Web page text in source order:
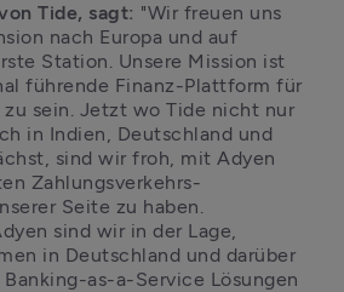
Tide, sagt: "Wir freuen uns
nach Europa und auf
Station. Unsere Mission ist
führende Finanz-Plattform für
sein. Jetzt wo Tide nicht nur
in Indien, Deutschland und
sind wir froh, mit Adyen
Zahlungsverkehrs-
Seite zu haben.
sind wir in der Lage,
in Deutschland und darüber
as-a-Service Lösungen